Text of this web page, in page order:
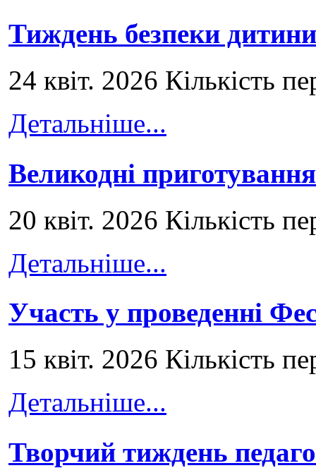
Тиждень безпеки
24 квіт. 2026 Кількість
Детальніше...
Великодні приготування
20 квіт. 2026 Кількість
Детальніше...
Участь у проведенні
15 квіт. 2026 Кількість
Детальніше...
Творчий тиждень